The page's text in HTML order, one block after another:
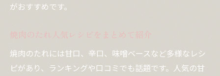
がおすすめです。
焼肉のたれ人気レシピをまとめて紹介
焼肉のたれには甘口、辛口、味噌ベースなど多様なレシ
ピがあり、ランキングや口コミでも話題です。人気の甘